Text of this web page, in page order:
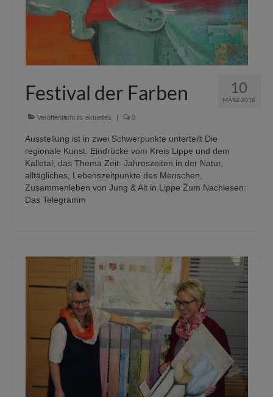
10
MÄRZ 2018
Festival der Farben
Veröffentlicht in: aktuelles | 0
Ausstellung ist in zwei Schwerpunkte unterteilt Die
regionale Kunst: Eindrücke vom Kreis Lippe und dem
Kalletal; das Thema Zeit: Jahreszeiten in der Natur,
alltägliches, Lebenszeitpunkte des Menschen,
Zusammenleben von Jung & Alt in Lippe Zum Nachlesen:
Das Telegramm